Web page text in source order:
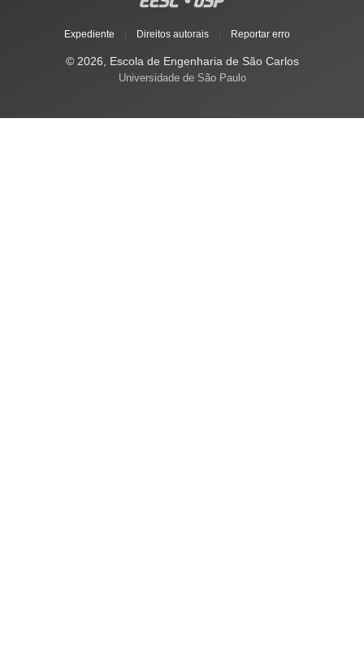
Expediente Direitos autorais Reportar erro
© 2026, Escola de Engenharia de São Carlos
Universidade de São Paulo